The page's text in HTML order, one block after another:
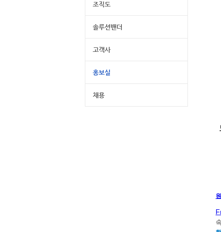
조직도
솔루션밴더
고객사
홍보실
채용